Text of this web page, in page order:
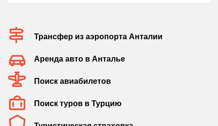
Трансфер из аэропорта Анталии
Аренда авто в Анталье
Поиск авиабилетов
Поиск туров в Турцию